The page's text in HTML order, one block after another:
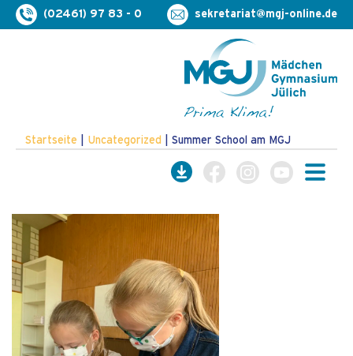
(02461) 97 83 - 0 sekretariat@mgj-online.de
Startseite Uncategorized Summer School am MGJ